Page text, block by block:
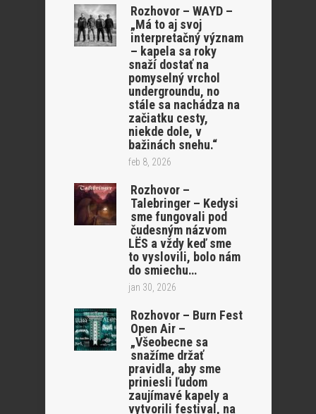
Rozhovor – WAYD –
„Má to aj svoj
interpretačný význam
– kapela sa roky
snaží dostať na
pomyselný vrchol
undergroundu, no
stále sa nachádza na
začiatku cesty,
niekde dole, v
bažinách snehu.“
feb 8, 2026
Rozhovor –
Talebringer – Kedysi
sme fungovali pod
čudesným názvom
LËS a vždy keď sme
to vyslovili, bolo nám
do smiechu…
jan 30, 2026
Rozhovor – Burn Fest
Open Air –
„Všeobecne sa
snažíme držať
pravidla, aby sme
priniesli ľudom
zaujímavé kapely a
vytvorili festival, na